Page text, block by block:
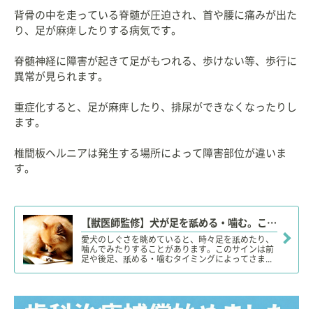
背骨の中を走っている脊髄が圧迫され、首や腰に痛みが出た
り、足が麻痺したりする病気です。
脊髄神経に障害が起きて足がもつれる、歩けない等、歩行に
異常が見られます。
重症化すると、足が麻痺したり、排尿ができなくなったりし
ます。
椎間板ヘルニアは発生する場所によって障害部位が違いま
す。
【獣医師監修】犬が足を舐める・噛む。この症状から考えられる原因や病気は？
愛犬のしぐさを眺めていると、時々足を舐めたり、
噛んでみたりすることがあります。このサインは前
足や後足、舐める・噛むタイミングによってさま...